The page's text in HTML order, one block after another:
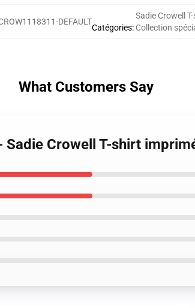
DEFAULT
Catégories:
Sadie Crowell
Collection
What Customers Say
Crowell T-shirt